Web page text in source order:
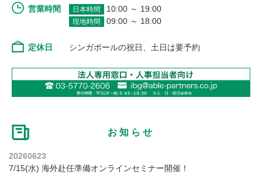
営業時間 日本時間 10:00 ～ 19:00
現地時間 09:00 ～ 18:00
定休日 シンガポールの祝日、土日は要予約
お知らせ
20260623
7/15(水) 海外赴任準備オンラインセミナー開催！